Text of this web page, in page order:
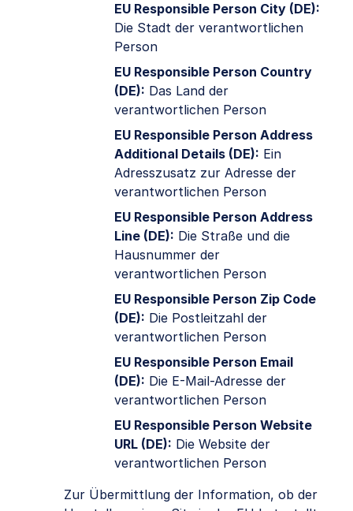
EU Responsible Person City (DE):
Die Stadt der verantwortlichen
Person
EU Responsible Person Country
(DE): Das Land der
verantwortlichen Person
EU Responsible Person Address
Additional Details (DE): Ein
Adresszusatz zur Adresse der
verantwortlichen Person
EU Responsible Person Address
Line (DE): Die Straße und die
Hausnummer der
verantwortlichen Person
EU Responsible Person Zip Code
(DE): Die Postleitzahl der
verantwortlichen Person
EU Responsible Person Email
(DE): Die E-Mail-Adresse der
verantwortlichen Person
EU Responsible Person Website
URL (DE): Die Website der
verantwortlichen Person
Zur Übermittlung der Information, ob der